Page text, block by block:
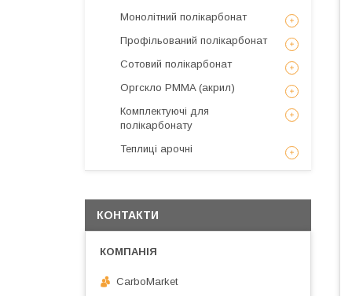
Монолітний полікарбонат
Профільований полікарбонат
Сотовий полікарбонат
Оргскло PMMA (акрил)
Комплектуючі для
полікарбонату
Теплиці арочні
КОНТАКТИ
CarboMarket